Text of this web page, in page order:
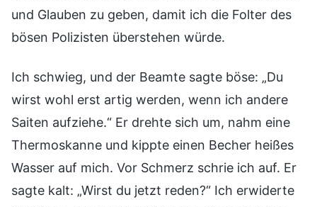
und Glauben zu geben, damit ich die Folter des
bösen Polizisten überstehen würde.
Ich schwieg, und der Beamte sagte böse: „Du
wirst wohl erst artig werden, wenn ich andere
Saiten aufziehe.“ Er drehte sich um, nahm eine
Thermoskanne und kippte einen Becher heißes
Wasser auf mich. Vor Schmerz schrie ich auf. Er
sagte kalt: „Wirst du jetzt reden?“ Ich erwiderte